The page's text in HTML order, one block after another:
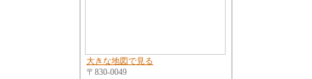
大きな地図で見る
〒830-0049